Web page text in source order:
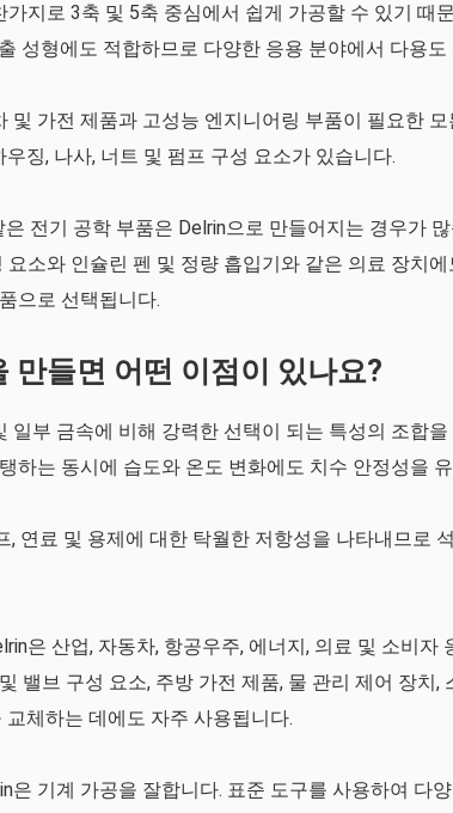
가지로 3축 및 5축 중심에서 쉽게 가공할 수 있기 때
성형에도 적합하므로 다양한 응용 분야에서 다용
및 가전 제품과 고성능 엔지니어링 부품이 필요한
징, 나사, 너트 및 펌프 구성 요소가 있습니다.
전기 공학 부품은 Delrin으로 만들어지는 경우가
소와 인슐린 펜 및 정량 흡입기와 같은 의료 장치
으로 선택됩니다.
만들면 어떤 이점이 있나요?
일부 금속에 비해 강력한 선택이 되는 특성의 조합
하는 동시에 습도와 온도 변화에도 치수 안정성을
, 연료 및 용제에 대한 탁월한 저항성을 나타내므로
은 산업, 자동차, 항공우주, 에너지, 의료 및 소비자
밸브 구성 요소, 주방 가전 제품, 물 관리 제어 장치,
체하는 데에도 자주 사용됩니다.
은 기계 가공을 잘합니다. 표준 도구를 사용하여 다